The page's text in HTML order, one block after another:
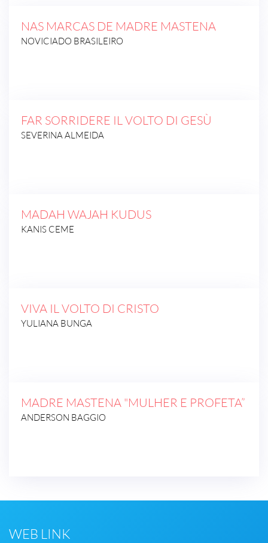
NAS MARCAS DE MADRE MASTENA
NOVICIADO BRASILEIRO
FAR SORRIDERE IL VOLTO DI GESÙ
SEVERINA ALMEIDA
MADAH WAJAH KUDUS
KANIS CEME
VIVA IL VOLTO DI CRISTO
YULIANA BUNGA
MADRE MASTENA "MULHER E PROFETA”
ANDERSON BAGGIO
WEB LINK